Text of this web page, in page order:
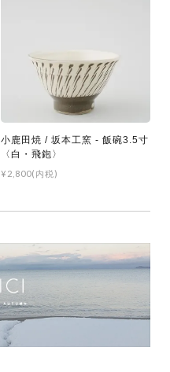
小鹿田焼 / 坂本工窯 - 飯碗3.5寸
〈白・飛鉋〉
¥2,800(内税)